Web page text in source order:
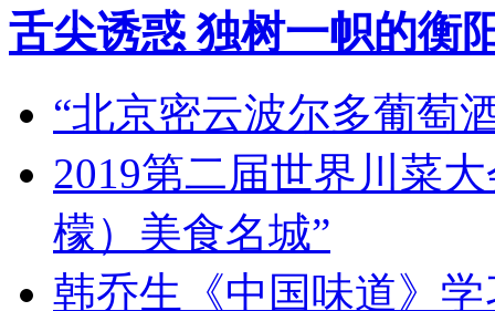
舌尖诱惑 独树一帜的衡
“北京密云波尔多葡萄
2019第二届世界川菜
檬）美食名城”
韩乔生《中国味道》